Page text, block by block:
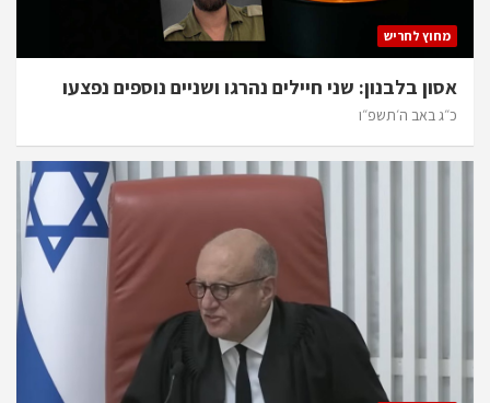
מחוץ לחריש
אסון בלבנון: שני חיילים נהרגו ושניים נוספים נפצעו
כ״ג באב ה׳תשפ״ו